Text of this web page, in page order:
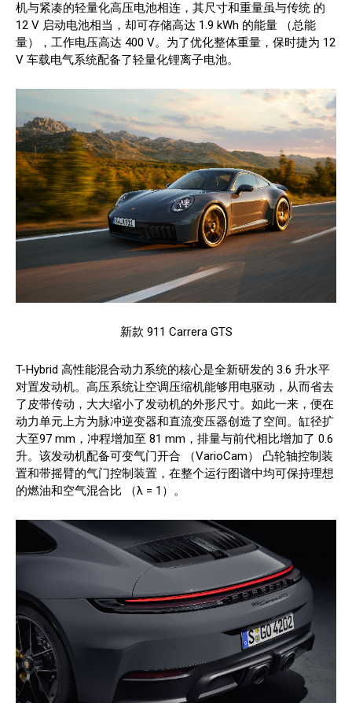
机与紧凑的轻量化高压电池相连，其尺寸和重量虽与传统 的
12 V 启动电池相当，却可存储高达 1.9 kWh 的能量 （总能
量），工作电压高达 400 V。为了优化整体重量，保时捷为 12
V 车载电气系统配备了轻量化锂离子电池。
新款 911 Carrera GTS
T-Hybrid 高性能混合动力系统的核心是全新研发的 3.6 升水平
对置发动机。高压系统让空调压缩机能够用电驱动，从而省去
了皮带传动，大大缩小了发动机的外形尺寸。如此一来，便在
动力单元上方为脉冲逆变器和直流变压器创造了空间。缸径扩
大至97 mm，冲程增加至 81 mm，排量与前代相比增加了 0.6
升。该发动机配备可变气门开合 （VarioCam） 凸轮轴控制装
置和带摇臂的气门控制装置，在整个运行图谱中均可保持理想
的燃油和空气混合比 （λ = 1）。